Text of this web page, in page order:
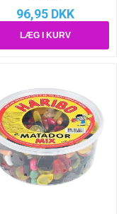
96,95 DKK